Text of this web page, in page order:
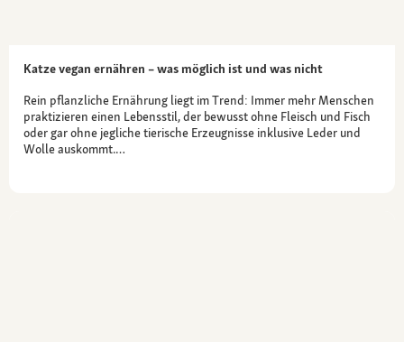
Katze vegan ernähren – was möglich ist und was nicht
Rein pflanzliche Ernährung liegt im Trend: Immer mehr Menschen
praktizieren einen Lebensstil, der bewusst ohne Fleisch und Fisch
oder gar ohne jegliche tierische Erzeugnisse inklusive Leder und
Wolle auskommt.…